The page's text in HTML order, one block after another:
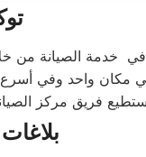
خدمة الصيانة من
فريق مركز